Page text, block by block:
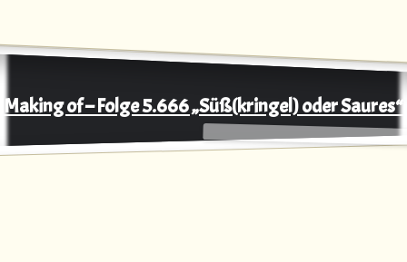
Making of – Folge 5.666 „Süß(kringel) oder Saures“